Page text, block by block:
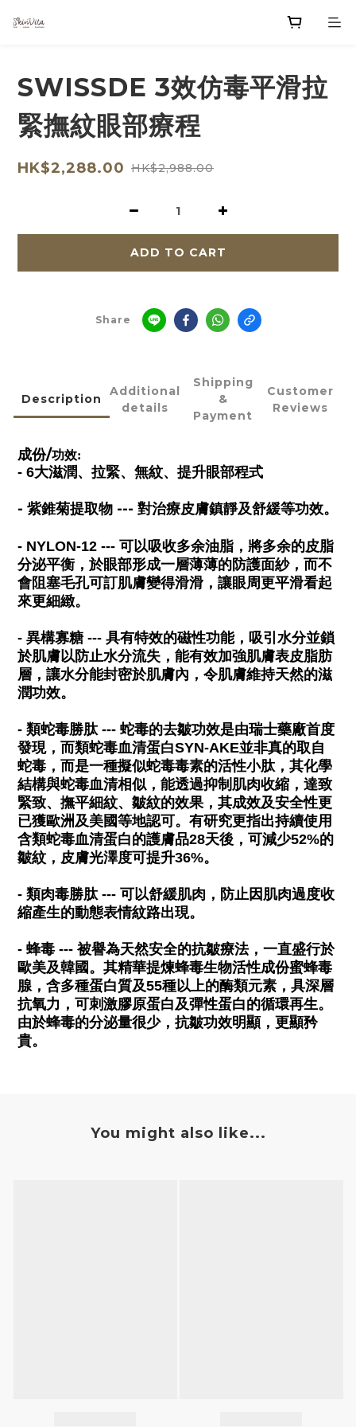
SWISSDE 3效仿毒平滑拉
緊撫紋眼部療程
HK$2,288.00 HK$2,988.00
ADD TO CART
Share
Description
Additional
details
Shipping
&
Payment
Customer
Reviews
成份/功效:
- 6大滋潤、拉緊、無紋、提升眼部程式
- 紫錐菊提取物 --- 對治療皮膚鎮靜及舒緩等功效。
- NYLON-12 --- 可以吸收多余油脂，將多余的皮脂
分泌平衡，於眼部形成一層薄薄的防護面紗，而不
會阻塞毛孔可訂肌膚變得滑滑，讓眼周更平滑看起
來更細緻。
- 異構寡糖 --- 具有特效的磁性功能，吸引水分並鎖
於肌膚以防止水分流失，能有效加強肌膚表皮脂肪
層，讓水分能封密於肌膚內，令肌膚維持天然的滋
潤功效。
- 類蛇毒勝肽 --- 蛇毒的去皺功效是由瑞士藥廠首度
發現，而類蛇毒血清蛋白SYN-AKE並非真的取自
蛇毒，而是一種擬似蛇毒毒素的活性小肽，其化學
結構與蛇毒血清相似，能透過抑制肌肉收縮，達致
緊致、撫平細紋、皺紋的效果，其成效及安全性更
已獲歐洲及美國等地認可。有研究更指出持續使用
含類蛇毒血清蛋白的護膚品28天後，可減少52%的
皺紋，皮膚光澤度可提升36%。
- 類肉毒勝肽 --- 可以舒緩肌肉，防止因肌肉過度收
縮產生的動態表情紋路出現。
- 蜂毒 --- 被譽為天然安全的抗皺療法，一直盛行於
歐美及韓國。其精華提煉蜂毒生物活性成份蜜蜂毒
腺，含多種蛋白質及55種以上的酶類元素，具深層
抗氧力，可刺激膠原蛋白及彈性蛋白的循環再生。
由於蜂毒的分泌量很少，抗皺功效明顯，更顯矜
貴。
You might also like...